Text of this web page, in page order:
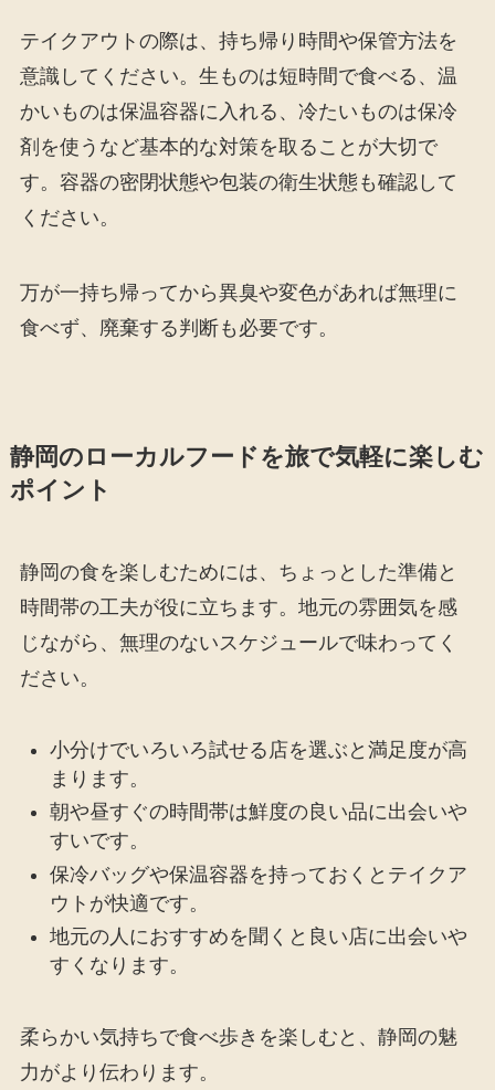
テイクアウトの際は、持ち帰り時間や保管方法を
意識してください。生ものは短時間で食べる、温
かいものは保温容器に入れる、冷たいものは保冷
剤を使うなど基本的な対策を取ることが大切で
す。容器の密閉状態や包装の衛生状態も確認して
ください。
万が一持ち帰ってから異臭や変色があれば無理に
食べず、廃棄する判断も必要です。
静岡のローカルフードを旅で気軽に楽しむ
ポイント
静岡の食を楽しむためには、ちょっとした準備と
時間帯の工夫が役に立ちます。地元の雰囲気を感
じながら、無理のないスケジュールで味わってく
ださい。
小分けでいろいろ試せる店を選ぶと満足度が高
まります。
朝や昼すぐの時間帯は鮮度の良い品に出会いや
すいです。
保冷バッグや保温容器を持っておくとテイクア
ウトが快適です。
地元の人におすすめを聞くと良い店に出会いや
すくなります。
柔らかい気持ちで食べ歩きを楽しむと、静岡の魅
力がより伝わります。